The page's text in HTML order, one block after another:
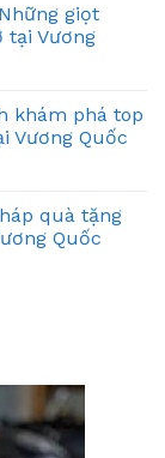
giọt
tại Vương
khám phá top
Vương Quốc
quà tặng
Quốc